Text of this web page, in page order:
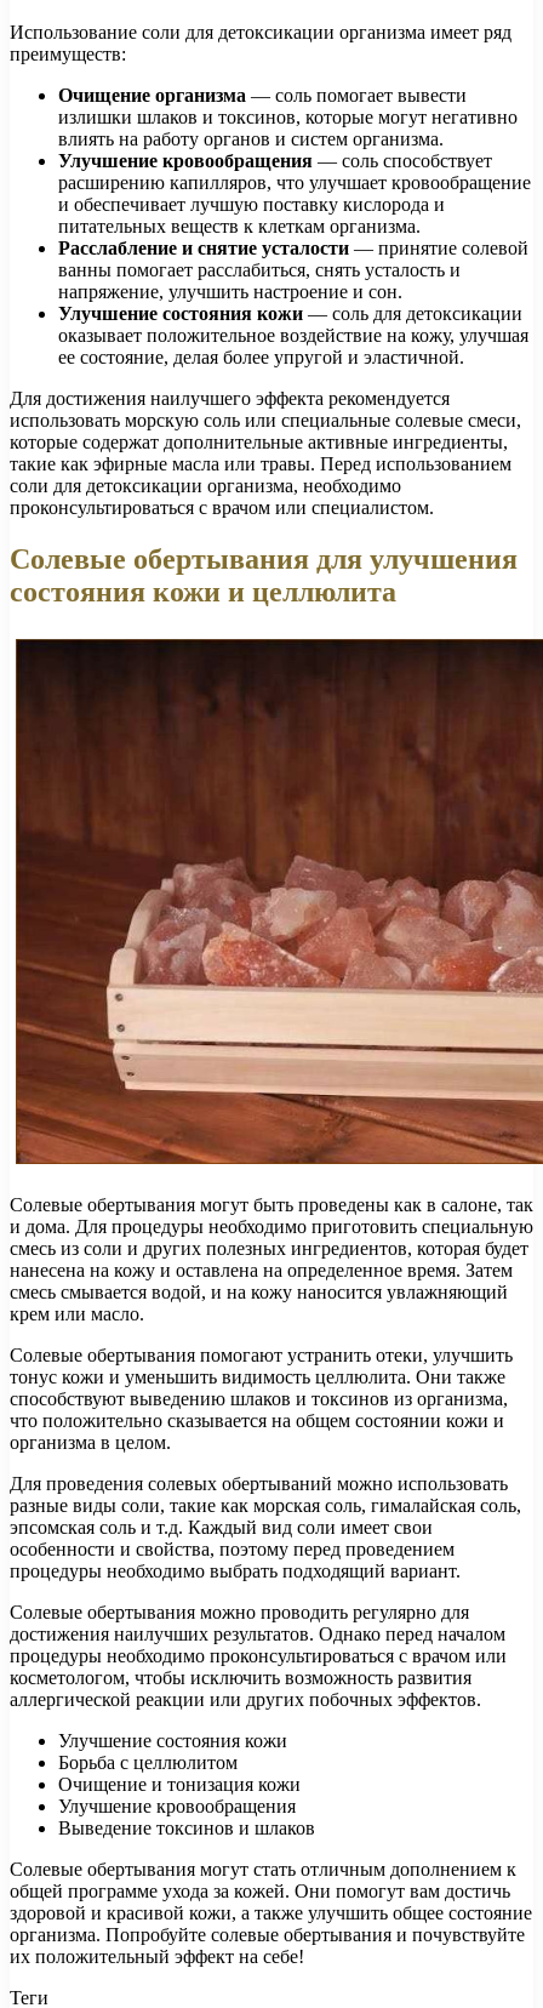
Использование соли для детоксикации организма имеет ряд
преимуществ:
Очищение организма — соль помогает вывести
излишки шлаков и токсинов, которые могут негативно
влиять на работу органов и систем организма.
Улучшение кровообращения — соль способствует
расширению капилляров, что улучшает кровообращение
и обеспечивает лучшую поставку кислорода и
питательных веществ к клеткам организма.
Расслабление и снятие усталости — принятие солевой
ванны помогает расслабиться, снять усталость и
напряжение, улучшить настроение и сон.
Улучшение состояния кожи — соль для детоксикации
оказывает положительное воздействие на кожу, улучшая
ее состояние, делая более упругой и эластичной.
Для достижения наилучшего эффекта рекомендуется
использовать морскую соль или специальные солевые смеси,
которые содержат дополнительные активные ингредиенты,
такие как эфирные масла или травы. Перед использованием
соли для детоксикации организма, необходимо
проконсультироваться с врачом или специалистом.
Солевые обертывания для улучшения
состояния кожи и целлюлита
Солевые обертывания могут быть проведены как в салоне, так
и дома. Для процедуры необходимо приготовить специальную
смесь из соли и других полезных ингредиентов, которая будет
нанесена на кожу и оставлена на определенное время. Затем
смесь смывается водой, и на кожу наносится увлажняющий
крем или масло.
Солевые обертывания помогают устранить отеки, улучшить
тонус кожи и уменьшить видимость целлюлита. Они также
способствуют выведению шлаков и токсинов из организма,
что положительно сказывается на общем состоянии кожи и
организма в целом.
Для проведения солевых обертываний можно использовать
разные виды соли, такие как морская соль, гималайская соль,
эпсомская соль и т.д. Каждый вид соли имеет свои
особенности и свойства, поэтому перед проведением
процедуры необходимо выбрать подходящий вариант.
Солевые обертывания можно проводить регулярно для
достижения наилучших результатов. Однако перед началом
процедуры необходимо проконсультироваться с врачом или
косметологом, чтобы исключить возможность развития
аллергической реакции или других побочных эффектов.
Улучшение состояния кожи
Борьба с целлюлитом
Очищение и тонизация кожи
Улучшение кровообращения
Выведение токсинов и шлаков
Солевые обертывания могут стать отличным дополнением к
общей программе ухода за кожей. Они помогут вам достичь
здоровой и красивой кожи, а также улучшить общее состояние
организма. Попробуйте солевые обертывания и почувствуйте
их положительный эффект на себе!
Теги